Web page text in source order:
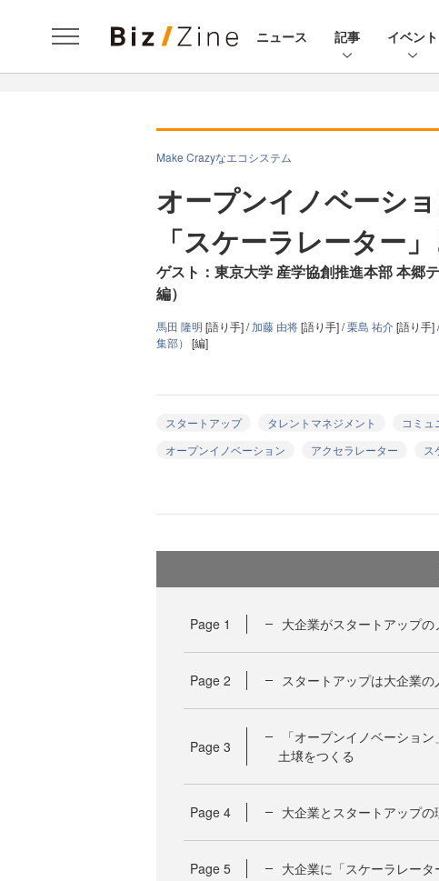
ニュース 記事 イベント
Make Crazyなエコシステム
オープンイノベーシ
「スケーラレーター
ゲスト：東京大学 産学協創推進本部 本郷
編）
馬田 隆明 [語り手] /加藤 由将[語り手] /栗島 祐介[語り手]
集部） [編]
スタートアップ タレントマネジメント コミュ
オープンイノベーション
アクセラレーター ス
Page 1 大企業がスタートアップ
Page 2 スタートアップは大企業
Page 3
「オープンイノベーショ
土壌をつくる
Page 4 大企業とスタートアップ
Page 5 大企業に「スケーラレー